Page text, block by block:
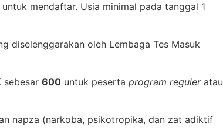
mendaftar. Usia minimal pada tanggal 1
diselenggarakan oleh Lembaga Tes Masuk
sebesar 600 untuk peserta program reguleratau
napza (narkoba, psikotropika, dan zat adiktif